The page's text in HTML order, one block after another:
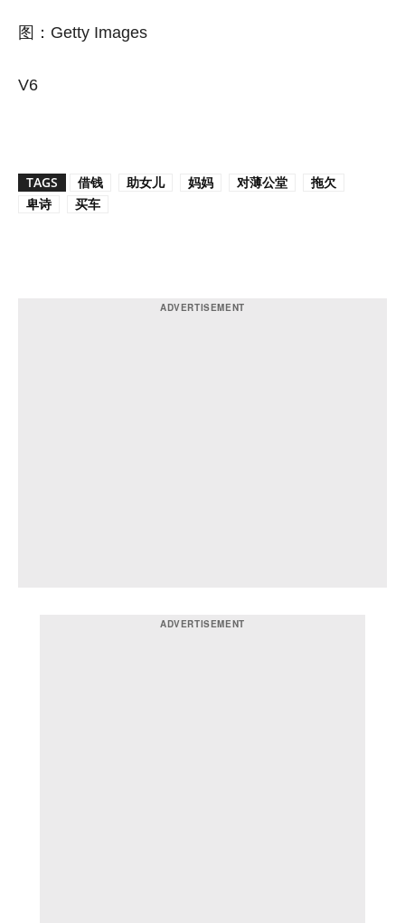
图：Getty Images
V6
TAGS 借钱 助女儿 妈妈 对薄公堂
拖欠
卑诗
买车